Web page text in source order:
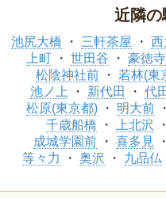
近隣の
池尻大橋 三軒茶屋 西
上町
世田谷 豪徳寺
松陰神社前
若林(東
池ノ上
新代田 代
松原(東京都)
明大前
千歳船橋
上北沢
成城学園前
喜多見
等々力
奥沢 九品仏